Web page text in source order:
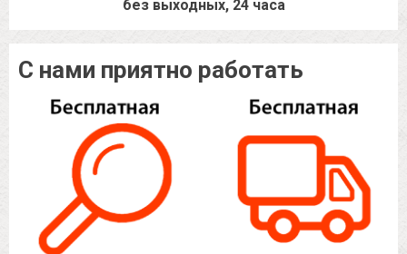
без выходных, 24 часа
С нами приятно работать